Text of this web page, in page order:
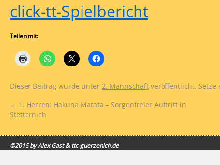
click-tt-Spielbericht
Teilen mit:
Dieser Beitrag wurde unter 2. Mannschaft veröffentlicht. Setze
← 1. Herren: Hakuna Matata – Sorgenfreier Auftritt in
Stetternich
©2015 by Alex Gast & ttc-guerzenich.de